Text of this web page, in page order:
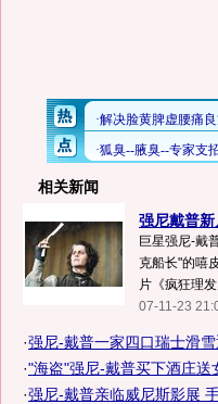
相关新闻
强尼戴普
巨星强尼-戴
克船长"的嘻
片《疯狂理
07-11-23
·强尼-戴普一家四口瑞士滑
·"海盗"强尼-戴普买下酒庄送
·强尼-戴普亲临威尼斯影展